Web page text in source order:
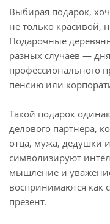
Выбирая подарок,
не только красивой,
Подарочные
разных случаев —
профессионального
пенсию или
Такой подарок
делового партнера,
отца, мужа, дедушки
символизируют
мышление и
воспринимаются
презент.